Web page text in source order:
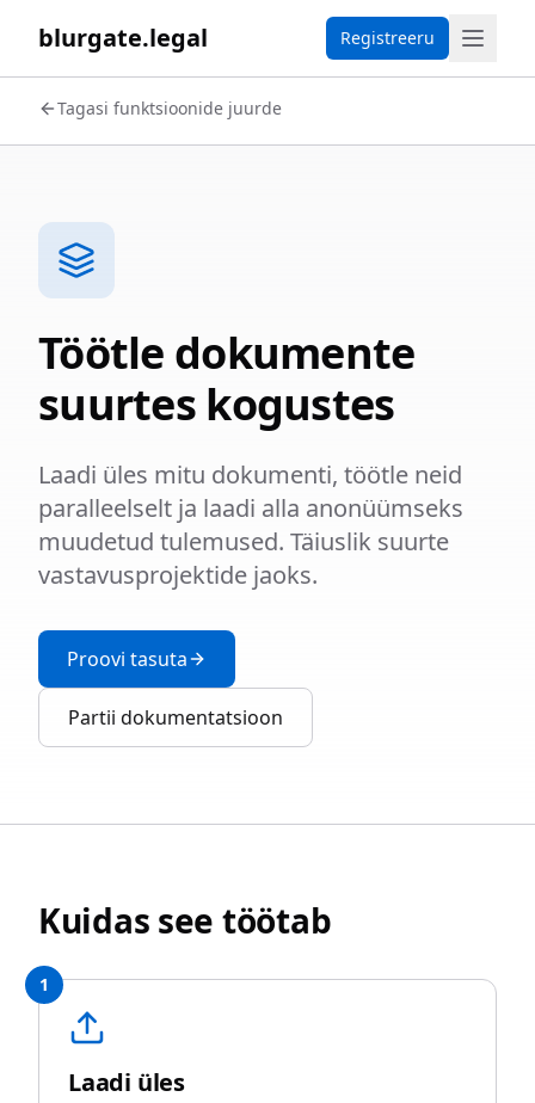
blurgate.legal Registreeru
Tagasi funktsioonide juurde
Töötle dokumente
suurtes kogustes
Laadi üles mitu dokumenti, töötle neid
paralleelselt ja laadi alla anonüümseks
muudetud tulemused. Täiuslik suurte
vastavusprojektide jaoks.
Proovi tasuta
Partii dokumentatsioon
Kuidas see töötab
1
Laadi üles